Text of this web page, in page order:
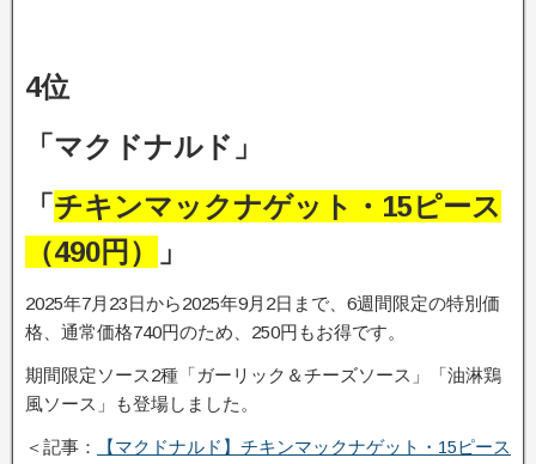
4位
「マクドナルド」
「 チキンマックナゲット・15ピース
（490円）
」
2025年7月23日から2025年9月2日まで、6週間限定の特別価
格、通常価格740円のため、250円もお得です。
期間限定ソース2種「ガーリック＆チーズソース」「油淋鶏
風ソース」も登場しました。
＜記事：
【マクドナルド】チキンマックナゲット・15ピース